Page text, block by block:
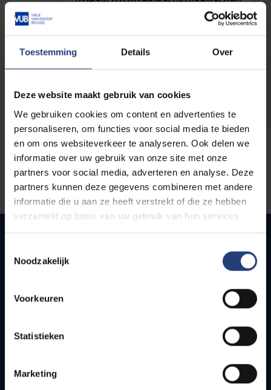
Toestemming Details Over
Deze website maakt gebruik van cookies
We gebruiken cookies om content en advertenties te
personaliseren, om functies voor social media te bieden
en om ons websiteverkeer te analyseren. Ook delen we
informatie over uw gebruik van onze site met onze
partners voor social media, adverteren en analyse. Deze
partners kunnen deze gegevens combineren met andere
informatie die u aan ze heeft verstrekt of die ze hebben
verzameld op basis van uw gebruik van hun services.
Noodzakelijk
Voorkeuren
Statistieken
Marketing
De volledige URL van de pagina waar je de fout zag.
Snel naar
Bereikbaarheid